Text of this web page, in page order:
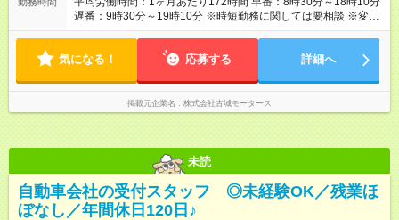
遅番：9時30分～19時10分 ※時短勤務に関しては要相談 ※変形
労働制(１か月単位) 平均労働時間：1ヶ月あたり172時間 早番：
しては要相談 ※変形労働制(１か月単位)
気になる！ 応募する 詳細へ
掲載元企業名 株式会社古城モータース
未読
自動車会社の受付スタッフ ◎未経験OK／残業ほ
ぼなし／年間休日120日♪